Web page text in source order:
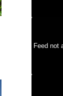
Feed not